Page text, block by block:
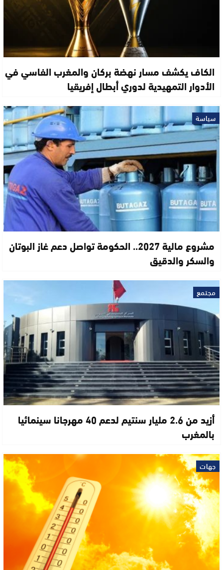
الكاف يكشف مسار نهضة بركان والمغرب الفاسي في
الأدوار التمهيدية لدوري أبطال إفريقيا
سياسة
مشروع مالية 2027.. الحكومة تواصل دعم غاز البوتان
والسكر والدقيق
مجتمع
أزيد من 2.6 مليار سنتيم لدعم 40 مهرجانا سينمائيا
بالمغرب
جهات